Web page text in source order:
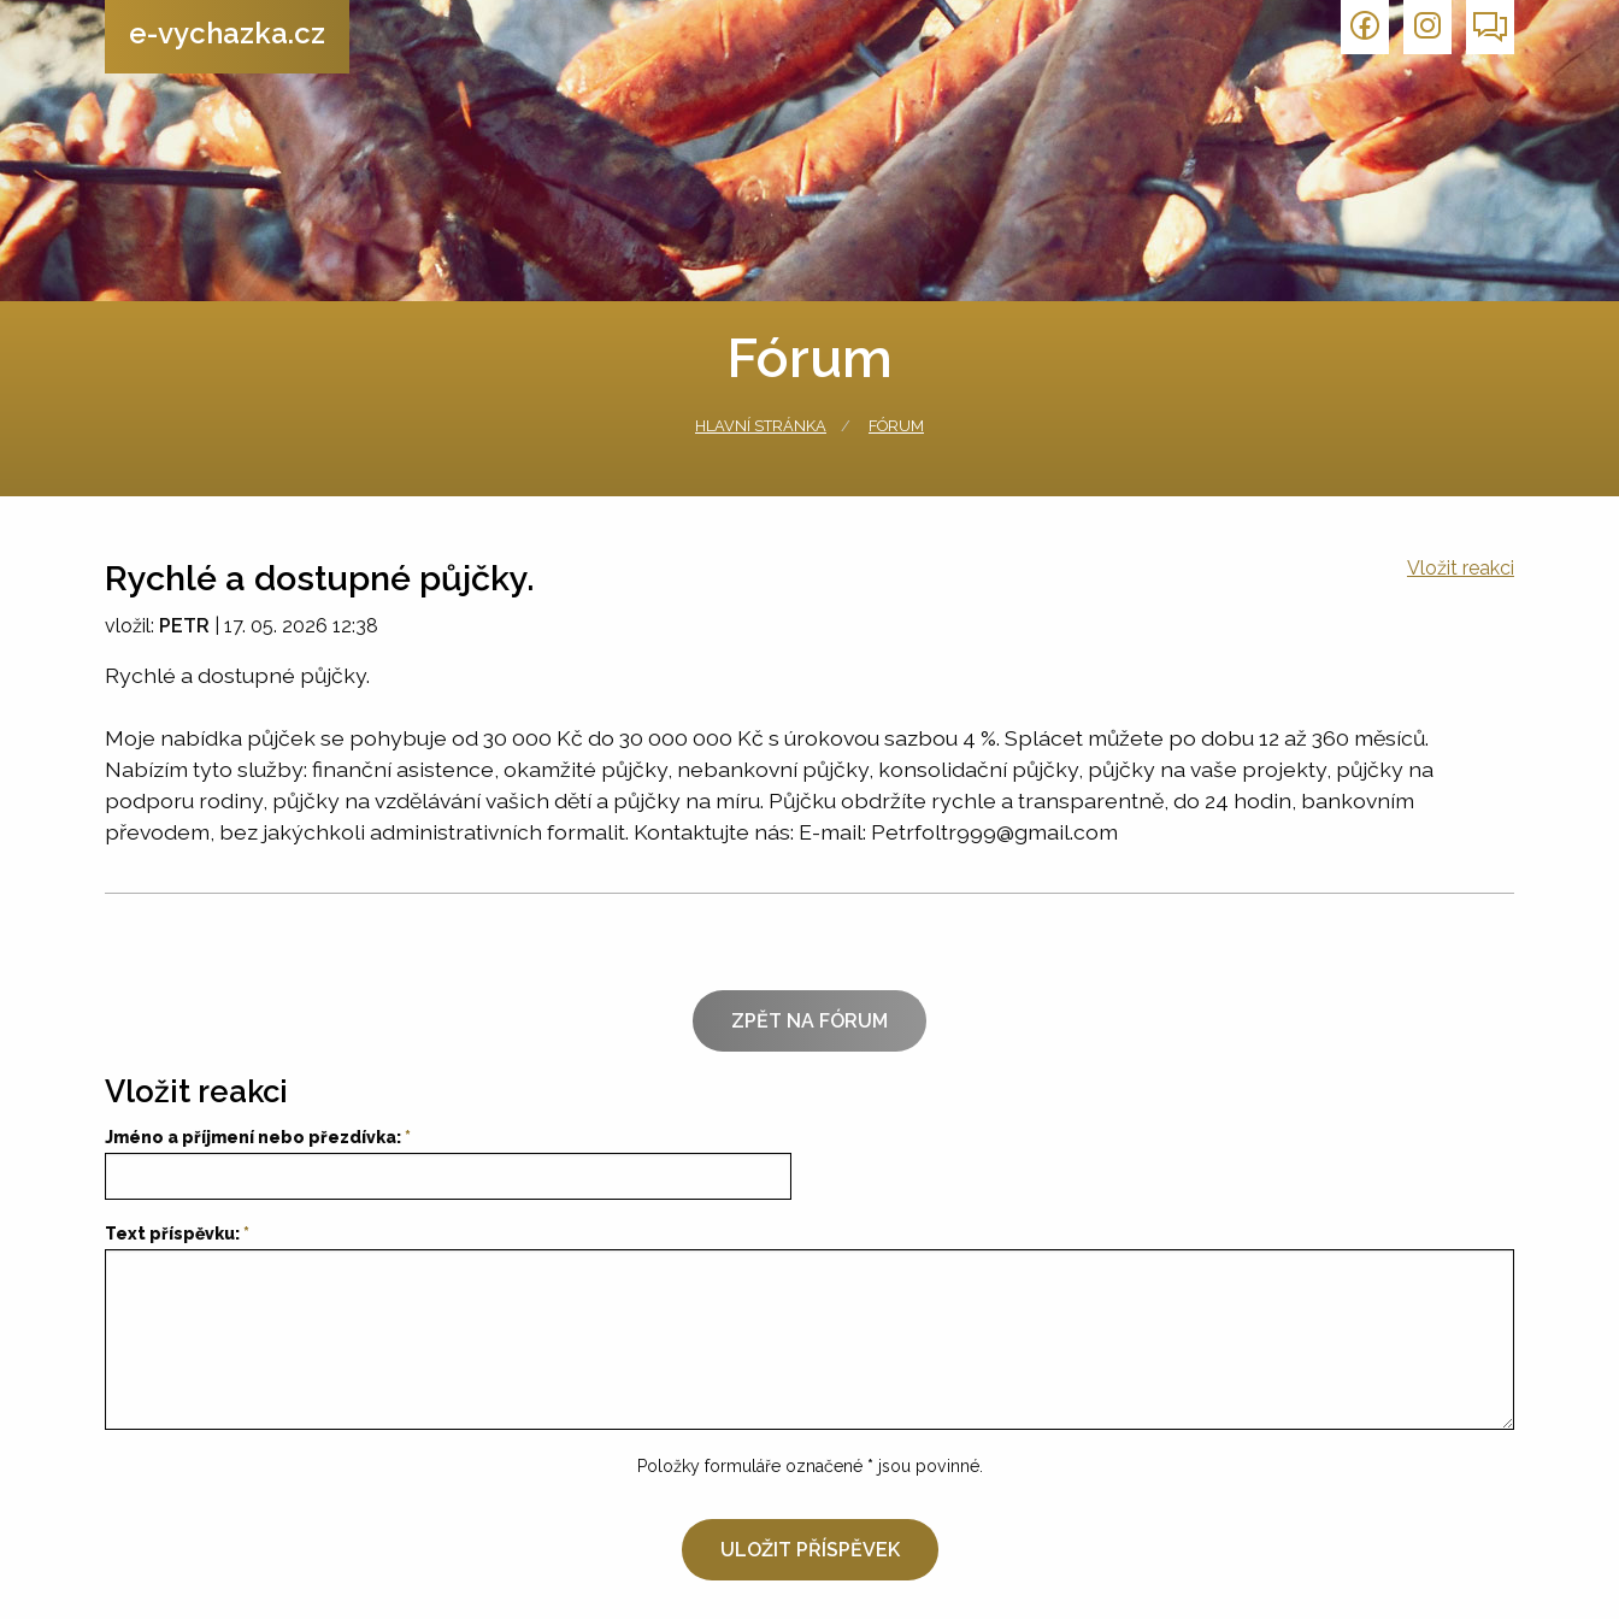
e-vychazka.cz
Fórum
HLAVNÍ STRÁNKA FÓRUM
Rychlé a dostupné půjčky. Vložit reakci
vložil: PETR 17. 05. 2026 12:38
Rychlé a dostupné půjčky.
Moje nabídka půjček se pohybuje od 30 000 Kč do 30 000 000 Kč s úrokovou sazbou 4 %. Splácet můžete po dobu 12 až 360 měsíců.
Nabízím tyto služby: finanční asistence, okamžité půjčky, nebankovní půjčky, konsolidační půjčky, půjčky na vaše projekty, půjčky na
podporu rodiny, půjčky na vzdělávání vašich dětí a půjčky na míru. Půjčku obdržíte rychle a transparentně, do 24 hodin, bankovním
převodem, bez jakýchkoli administrativních formalit. Kontaktujte nás: E-mail: Petrfoltr999@gmail.com
ZPĚT NA FÓRUM
Vložit reakci
Jméno a příjmení nebo přezdívka:
Text příspěvku:
Položky formuláře označené * jsou povinné.